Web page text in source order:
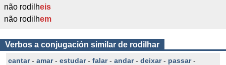
não rodilheis
não rodilhem
Verbos a conjugación similar de rodilhar
cantar- amar- estudar- falar- andar- deixar- passar-